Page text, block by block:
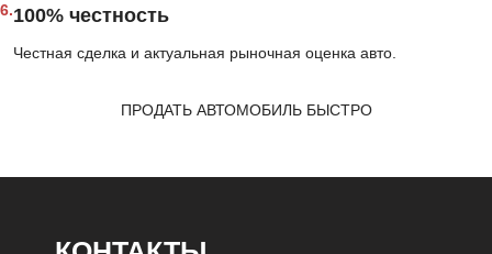
6.100% честность
Честная сделка и актуальная рыночная оценка авто.
ПРОДАТЬ АВТОМОБИЛЬ БЫСТРО